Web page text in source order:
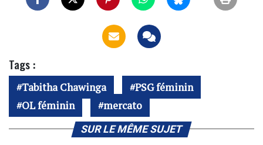
Tags :
Tabitha Chawinga
PSG féminin
OL féminin
mercato
SUR LE MÊME SUJET